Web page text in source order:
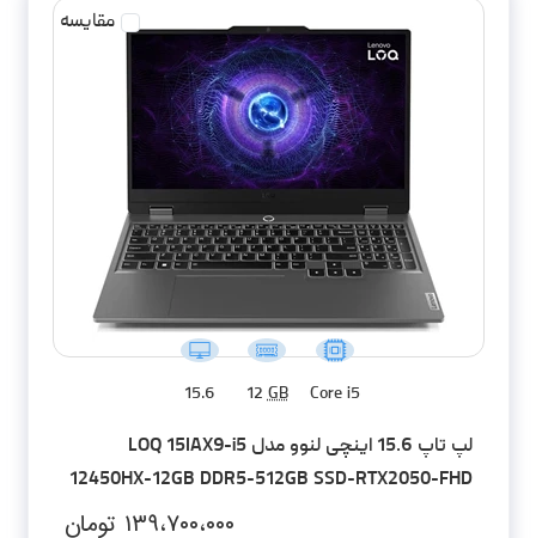
مقایسه
Core i5
12 GB
15.6
لپ تاپ 15.6 اینچی لنوو مدل LOQ 15IAX9-i5
12450HX-12GB DDR5-512GB SSD-RTX2050-FHD
۱۳۹،۷۰۰،۰۰۰ تومان